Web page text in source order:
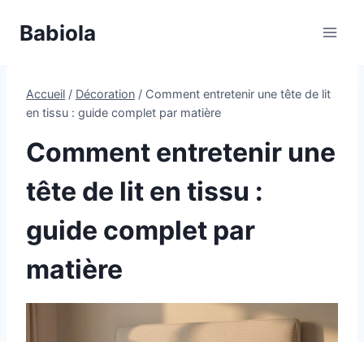
Babiola
Accueil / Décoration / Comment entretenir une tête de lit
en tissu : guide complet par matière
Comment entretenir une
tête de lit en tissu :
guide complet par
matière